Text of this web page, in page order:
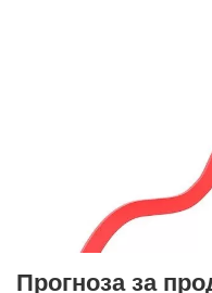
Прогноза за